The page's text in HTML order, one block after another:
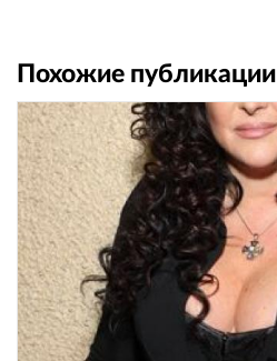
Похожие публикации